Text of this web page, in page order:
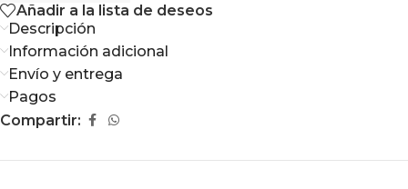
Añadir a la lista de deseos
Descripción
Información adicional
Envío y entrega
Pagos
Compartir: